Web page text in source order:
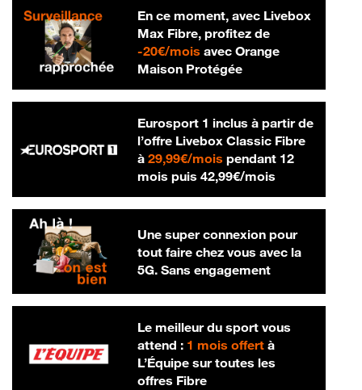
En ce moment, avec Livebox
Max Fibre, profitez de
-20€/mois20 € par mois
avec Orange
Maison Protégée
Eurosport 1 inclus à partir de
l’offre Livebox Classic Fibre
à 29,99€/mois29,99 € par mois
pendant 12
mois puis 42,99€/mois42,99 € par
Une super connexion pour
tout faire chez vous avec la
5G. Sans engagement
Le meilleur du sport vous
attend : 1 mois offertà
L’Équipe sur toutes les
offres Fibre